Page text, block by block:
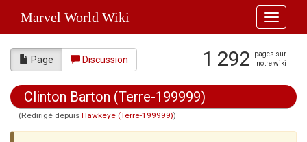
Toggle
Marvel World Wiki
Page Discussion 1 292
pages sur
notre wiki
Clinton Barton (Terre-199999)
(Redirigé depuis Hawkeye (Terre-199999))